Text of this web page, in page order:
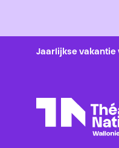
Jaarlijkse vakantie